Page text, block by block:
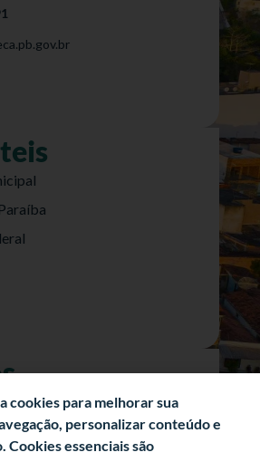
a Informação)
cookies para melhorar sua
personalizar conteúdo e
Cookies essenciais são